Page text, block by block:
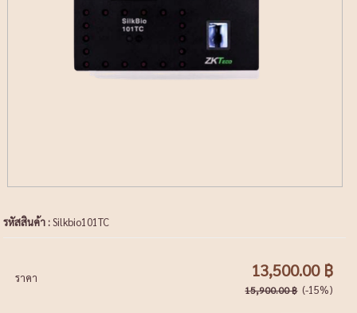
รหัสสินค้า :Silkbio101TC
ราคา 13,500.00 ฿
15,900.00 ฿ (-15%)